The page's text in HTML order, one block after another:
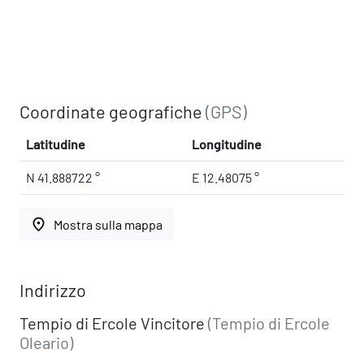
Coordinate geografiche(GPS)
Latitudine Longitudine
N 41.888722 ° E 12.48075 °
place Mostra sulla mappa
Indirizzo
Tempio di Ercole Vincitore (Tempio di Ercole
Oleario)